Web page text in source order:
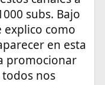
subs. Bajo
explico como
en esta
promocionar
nos